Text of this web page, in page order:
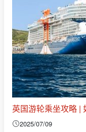
英国游轮乘坐攻略 |
2025/07/09